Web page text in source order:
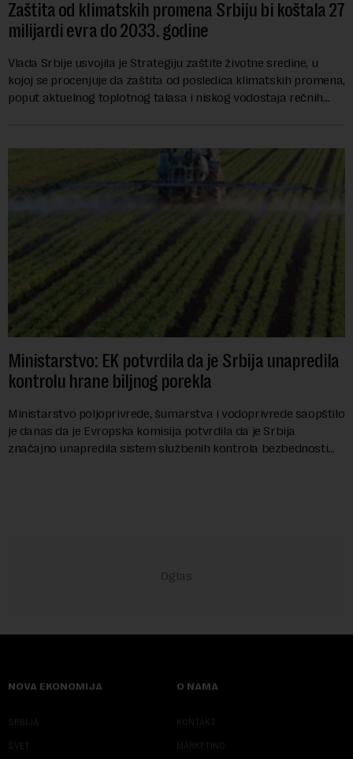
Zaštita od klimatskih promena Srbiju bi koštala 27
milijardi evra do 2033. godine
Vlada Srbije usvojila je Strategiju zaštite životne sredine, u
kojoj se procenjuje da zaštita od posledica klimatskih promena,
poput aktuelnog toplotnog talasa i niskog vodostaja rečnih
Ministarstvo: EK potvrdila da je Srbija unapredila
kontrolu hrane biljnog porekla
Ministarstvo poljoprivrede, šumarstva i vodoprivrede saopštilo
je danas da je Evropska komisija potvrdila da je Srbija
značajno unapredila sistem službenih kontrola bezbednosti
NOVA EKONOMIJA
SRBIJA
SVET
O NAMA
KONTAKT
MARKETING